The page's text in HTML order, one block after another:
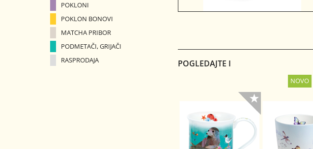
POKLONI
POKLON BONOVI
MATCHA PRIBOR
PODMETAČI, GRIJAČI
RASPRODAJA
POGLEDAJTE I